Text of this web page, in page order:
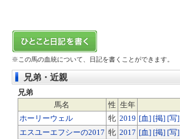
※この馬の血統について、日記を書くことができます。
兄弟・近親
兄弟
馬名
性 生年
ホーリーウェル
牝 2019 [血] [掲] [写]
エスユーエフシーの2017 牝 2017 [血] [掲] [写]